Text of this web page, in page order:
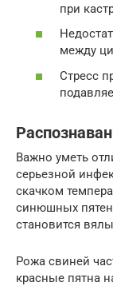
при
между
Стресс
Важно уметь
серьезной
скачком
синюшных
становится
Рожа свиней
красные пятна